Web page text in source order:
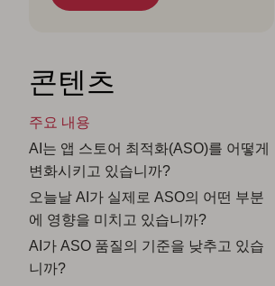
콘텐츠
주요 내용
AI는 앱 스토어 최적화(ASO)를 어떻게
변화시키고 있습니까?
오늘날 AI가 실제로 ASO의 어떤 부분
에 영향을 미치고 있습니까?
AI가 ASO 품질의 기준을 낮추고 있습
니까?